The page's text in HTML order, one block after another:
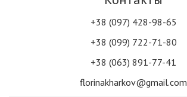
+38 (097) 428-98-65
+38 (099) 722-71-80
+38 (063) 891-77-41
florinakharkov@gmail.com